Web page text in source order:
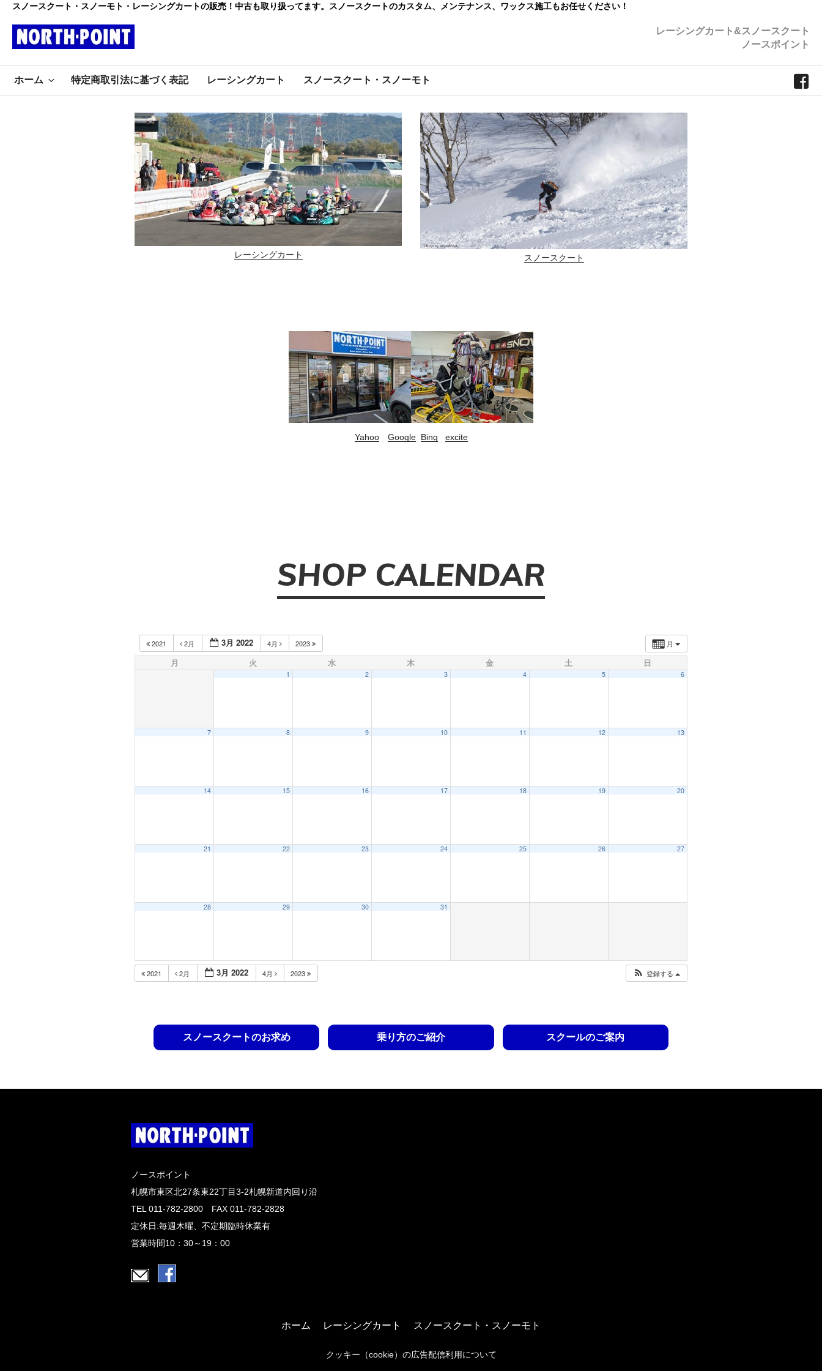
スノースクート・スノーモト・レーシングカートの販売！中古も取り扱ってます。スノースクートのカスタム、メンテナンス、ワックス施工もお任せください！
レーシング
カート・スノ
ースクート
ノースポイ
ト・カートショップ
レーシングカート&スノースクート
ノースポイント
ホーム 特定商取引法に基づく表記 レーシングカート スノースクート・スノーモト
レーシングカート スノースクート
Yahoo Google Bing excite
SHOP CALENDAR
月
2021 2月 3月 2022 4月 2023
月 火 水 木 金 土 日
1 2 3 4 5 6
7 8 9 10 11 12 13
14 15 16 17 18 19 20
21 22 23 24 25 26 27
28 29 30 31
2021 2月 3月 2022 4月 2023 登録する
スノースクートのお求め 乗り方のご紹介 スクールのご案内
ノースポイント
札幌市東区北27条東22丁目3-2札幌新道内回り沿
TEL 011-782-2800 FAX 011-782-2828
定休日:毎週木曜、不定期臨時休業有
営業時間10：30～19：00
ホーム レーシングカート スノースクート・スノーモト
クッキー（cookie）の広告配信利用について